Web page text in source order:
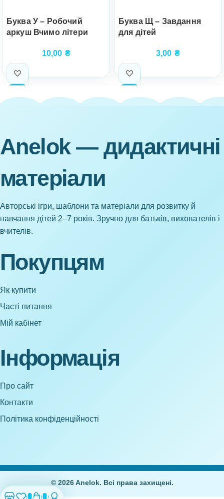
Буква У – Робочий
аркуш Вчимо літери
10,00 ₴
Буква Щ – Завдання
для дітей
3,00 ₴
Anelok — дидактичні
матеріали
Авторські ігри, шаблони та матеріали для розвитку й
навчання дітей 2–7 років. Зручно для батьків, вихователів і
вчителів.
Покупцям
Як купити
Часті питання
Мій кабінет
Інформація
Про сайт
Контакти
Політика конфіденційності
© 2026 Anelok. Всі права захищені.